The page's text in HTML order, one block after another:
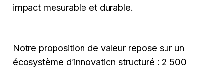
impact mesurable et durable.
Notre proposition de valeur repose sur un
écosystème d’innovation structuré : 2 500